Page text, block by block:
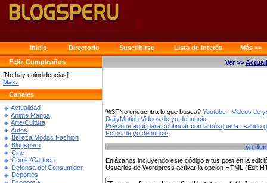
Inicio Directorio Suscribirse Lista de Interés
Más >>
Feliz Cumpleaños
[No hay coindidencias]
Mas..
Canales
Actualidad
Anime Manga
Arte/Cultura
Autos
Belleza Modas Fashion
Blogsperú
Cine
Comic/Cartoon
Defensa del Consumidor
Deportes
Ver >>
%3FNo encuentra lo que busca? Youtube - Videos de
DailyMotion Videos de yo denuncio
Presione aquí para continuar con la búsqueda usando
Fotos de yo denuncio
yo
Enlázanos incluyendo este código a tus post en la
Usuarios de Wordpress activar la opción HTML (Edit